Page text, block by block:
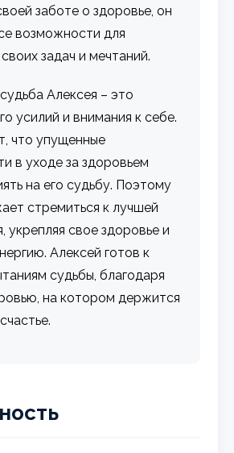
заботе о здоровье, он
возможности для
задач и мечтаний.
Алексея – это
усилий и внимания к себе.
что упущенные
в уходе за здоровьем
на его судьбу. Поэтому
стремиться к лучшей
укрепляя свое здоровье и
Алексей готов к
судьбы, благодаря
на котором держится